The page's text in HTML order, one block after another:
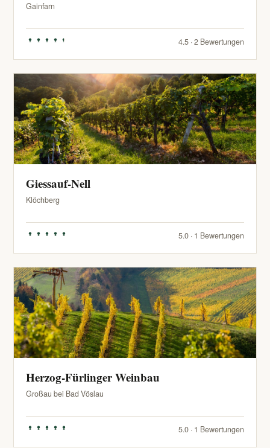
Gainfarn
4.5 · 2 Bewertungen
Giessauf-Nell
Klöchberg
5.0 · 1 Bewertungen
Herzog-Fürlinger Weinbau
Großau bei Bad Vöslau
5.0 · 1 Bewertungen